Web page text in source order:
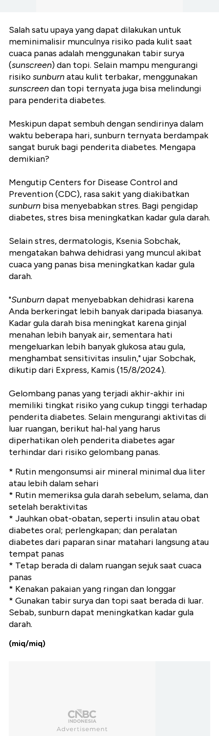
Salah satu upaya yang dapat dilakukan untuk
meminimalisir munculnya risiko pada kulit saat
cuaca panas adalah menggunakan tabir surya
(sunscreen) dan topi. Selain mampu mengurangi
risikosunburnatau kulit terbakar, menggunakan
sunscreendan topi ternyata juga bisa melindungi
para penderita diabetes.
Meskipun dapat sembuh dengan sendirinya dalam
waktu beberapa hari, sunburn ternyata berdampak
sangat buruk bagi penderita diabetes. Mengapa
demikian?
Mengutip Centers for Disease Control and
Prevention (CDC), rasa sakit yang diakibatkan
sunburn bisa menyebabkan stres. Bagi pengidap
diabetes, stres bisa meningkatkan kadar gula darah.
Selain stres, dermatologis, Ksenia Sobchak,
mengatakan bahwa dehidrasi yang muncul akibat
cuaca yang panas bisa meningkatkan kadar gula
darah.
"Sunburndapat menyebabkan dehidrasi karena
Anda berkeringat lebih banyak daripada biasanya.
Kadar gula darah bisa meningkat karena ginjal
menahan lebih banyak air, sementara hati
mengeluarkan lebih banyak glukosa atau gula,
menghambat sensitivitas insulin," ujar Sobchak,
dikutip dari Express, Kamis (15/8/2024).
Gelombang panas yang terjadi akhir-akhir ini
memiliki tingkat risiko yang cukup tinggi terhadap
penderita diabetes. Selain mengurangi aktivitas di
luar ruangan, berikut hal-hal yang harus
diperhatikan oleh penderita diabetes agar
terhindar dari risiko gelombang panas.
* Rutin mengonsumsi air mineral minimal dua liter
atau lebih dalam sehari
* Rutin memeriksa gula darah sebelum, selama, dan
setelah beraktivitas
* Jauhkan obat-obatan, seperti insulin atau obat
diabetes oral; perlengkapan; dan peralatan
diabetes dari paparan sinar matahari langsung atau
tempat panas
* Tetap berada di dalam ruangan sejuk saat cuaca
panas
* Kenakan pakaian yang ringan dan longgar
* Gunakan tabir surya dan topi saat berada di luar.
Sebab, sunburn dapat meningkatkan kadar gula
darah.
(miq/miq)